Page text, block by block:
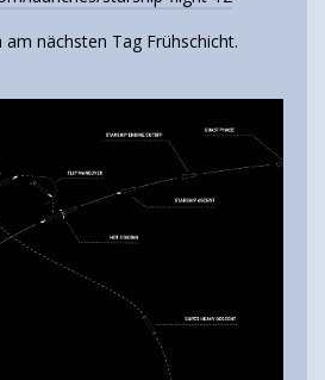
nächsten Tag Frühschicht.